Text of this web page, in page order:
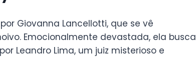
Giovanna Lancellotti, que se vê
Emocionalmente devastada, ela busca
Leandro Lima, um juiz misterioso e